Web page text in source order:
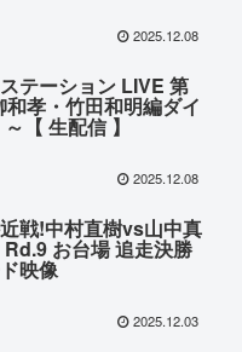
2025.12.08
テーション LIVE 第
和孝・竹田和明編ダイ
【 生配信 】
2025.12.08
戦!中村直樹vs山中真
お台場 追走決勝
映像
2025.12.03